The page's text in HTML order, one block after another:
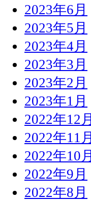
2023年6月
2023年5月
2023年4月
2023年3月
2023年2月
2023年1月
2022年12月
2022年11月
2022年10月
2022年9月
2022年8月